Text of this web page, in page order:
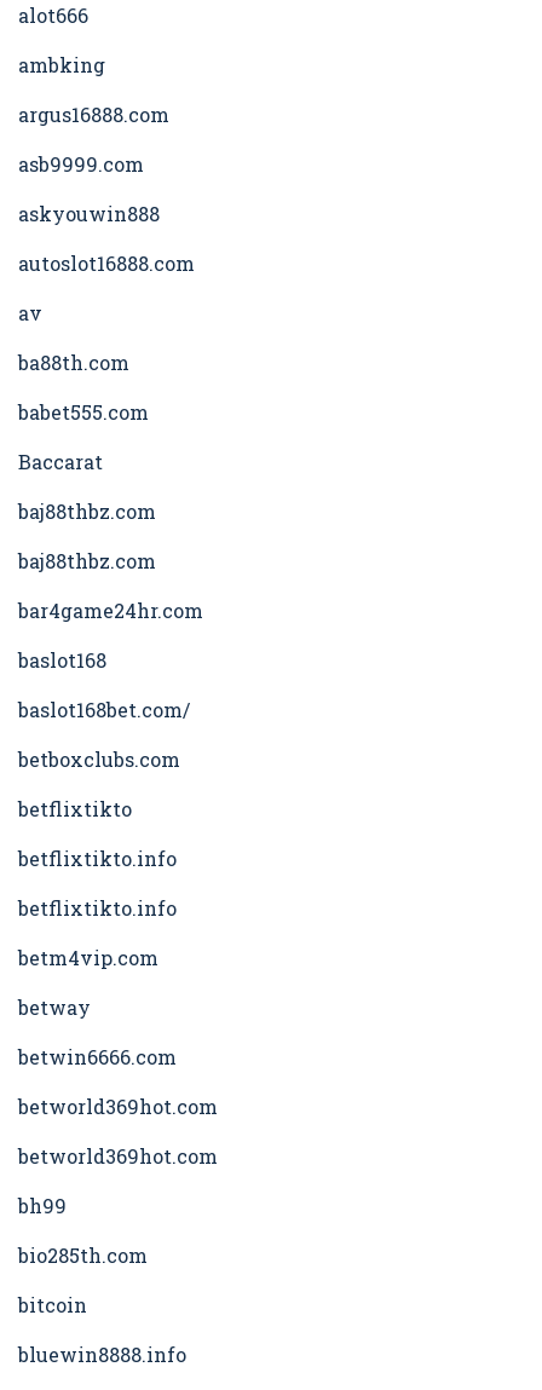
alot666
ambking
argus16888.com
asb9999.com
askyouwin888
autoslot16888.com
av
ba88th.com
babet555.com
Baccarat
baj88thbz.com
baj88thbz.com
bar4game24hr.com
baslot168
baslot168bet.com/
betboxclubs.com
betflixtikto
betflixtikto.info
betflixtikto.info
betm4vip.com
betway
betwin6666.com
betworld369hot.com
betworld369hot.com
bh99
bio285th.com
bitcoin
bluewin8888.info